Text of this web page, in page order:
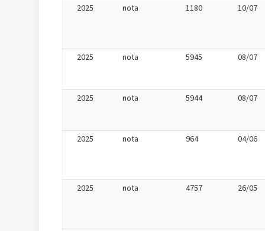
2025 nota 1180 10/07
2025 nota 5945 08/07
2025 nota 5944 08/07
2025 nota 964 04/06
2025 nota 4757 26/05